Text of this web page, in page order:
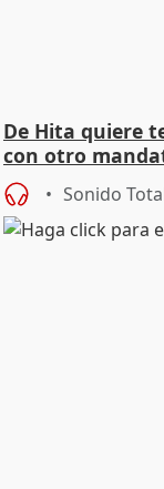
De Hita quiere
con otro
Sonido